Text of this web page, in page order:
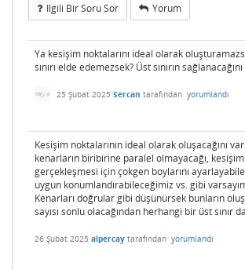
Ilgili Bir Soru Sor Yorum
Ya kesişim noktalarını ideal olarak
sınırı elde edemezsek? Üst sınırın
25 Şubat 2025 Sercan tarafından yorumlandı
Kesişim noktalarının ideal olarak oluşacağını
kenarların biribirine paralel olmayacağı,
gerçekleşmesi için çokgen boylarını
uygun konumlandırabileceğimiz vs. gibi
Kenarları doğrular gibi düşünürsek bunların
sayısı sonlu olacağından herhangi bir üst sınır
26 Şubat 2025 alpercay tarafından yorumlandı